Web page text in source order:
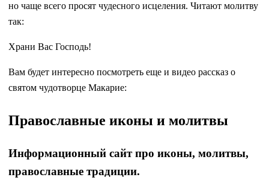
но чаще всего просят чудесного исцеления. Читают молитву
так:
Храни Вас Господь!
Вам будет интересно посмотреть еще и видео рассказ о
святом чудотворце Макарие:
Православные иконы и молитвы
Информационный сайт про иконы, молитвы,
православные традиции.